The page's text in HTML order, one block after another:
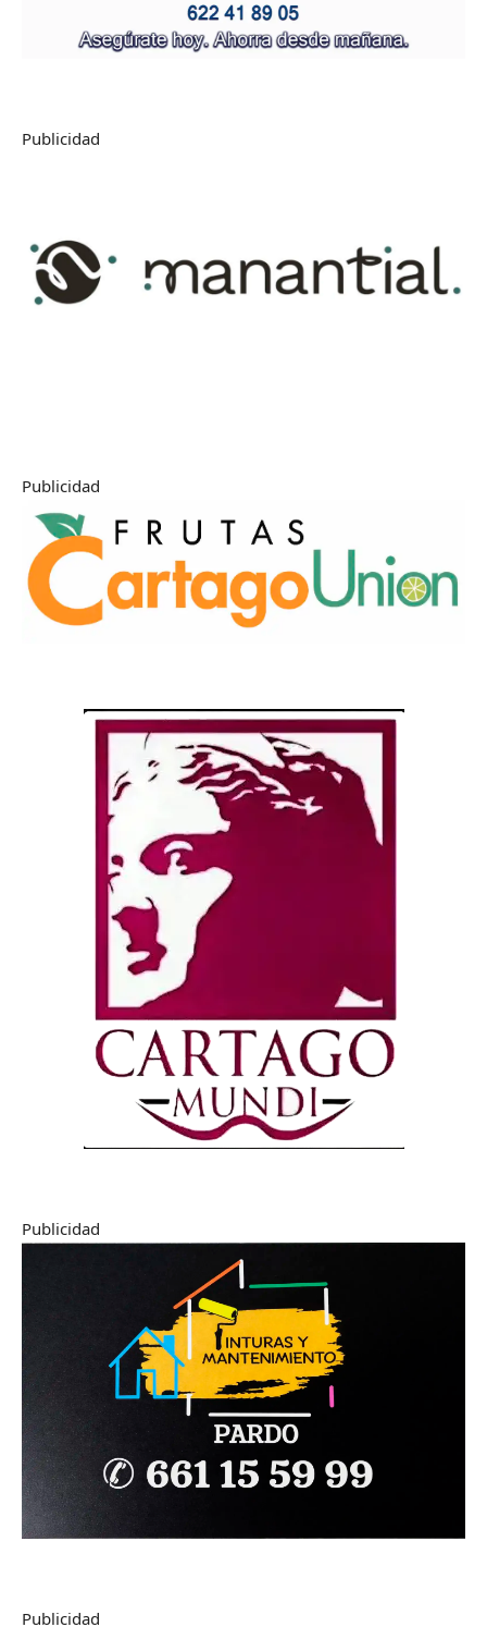
Publicidad
Publicidad
Publicidad
Publicidad